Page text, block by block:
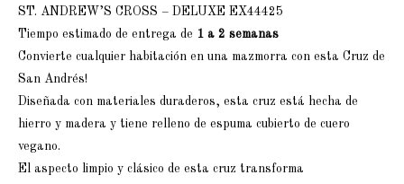
ST. ANDREW’S CROSS – DELUXE EX44425
Tiempo estimado de entrega de 1 a 2 semanas
Convierte cualquier habitación en una mazmorra con esta Cruz de
San Andrés!
Diseñada con materiales duraderos, esta cruz está hecha de
hierro y madera y tiene relleno de espuma cubierto de cuero
vegano.
El aspecto limpio y clásico de esta cruz transforma